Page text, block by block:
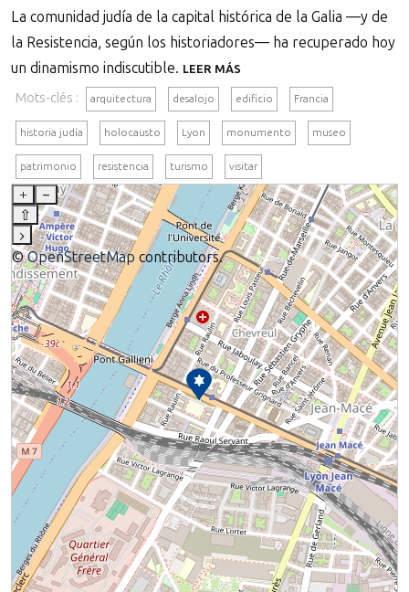
La comunidad judía de la capital histórica de la Galia —y de
la Resistencia, según los historiadores— ha recuperado hoy
un dinamismo indiscutible. LEER MÁS
Mots-clés : arquitectura desalojo edificio Francia
historia judía holocausto Lyon monumento museo
patrimonio resistencia turismo visitar
+
–
⇧
›
©OpenStreetMap contributors.